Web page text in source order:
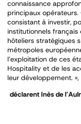
connaissance
principaux
consistant à investir,
institutionnels
hôteliers stratégiques
métropoles
l’exploitation de ces
Hospitality et de les
leur développement. »,
déclarent Inès de